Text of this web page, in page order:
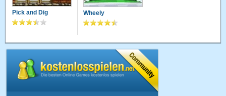
Pick and Dig Wheely